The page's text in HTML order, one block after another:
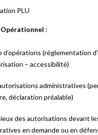
PLU
:
d’opérations (réglementation
– accessibilité)
administratives
déclaration préalable)
des autorisations devant
en demande ou en